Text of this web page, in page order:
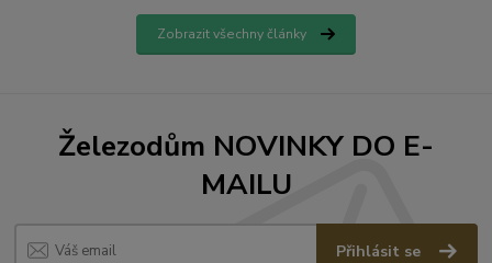
Zobrazit všechny články
Železodům NOVINKY DO E-
MAILU
Přihlásit se